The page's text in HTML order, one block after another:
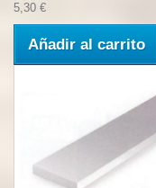
5,30 €
Añadir al carrito